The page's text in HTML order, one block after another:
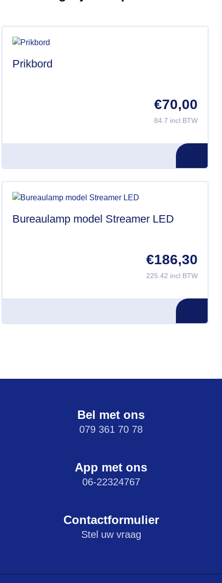
Prikbord
€70,00
84.7 incl BTW
Bureaulamp model Streamer LED
€186,30
225.42 incl BTW
Bel met ons
079 361 70 78
App met ons
06-22324767
Contactformulier
Stel uw vraag